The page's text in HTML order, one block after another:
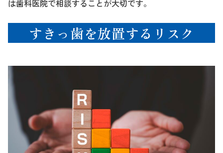
は歯科医院で相談することが大切です。
すきっ歯を放置するリスク